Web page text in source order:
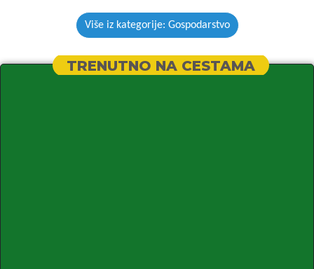
Više iz kategorije: Gospodarstvo
TRENUTNO NA CESTAMA